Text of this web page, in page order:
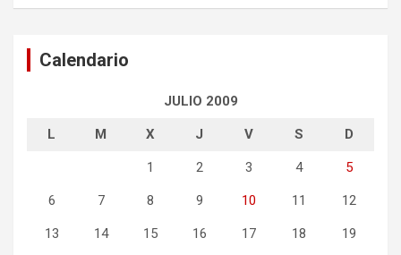
Calendario
JULIO 2009
L M X J V S D
1 2 3 4 5
6 7 8 9 10 11 12
13 14 15 16 17 18 19